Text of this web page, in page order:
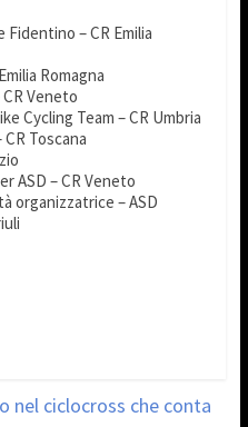
Fidentino – CR Emilia
Romagna
CR Veneto
Cycling Team – CR Umbria
CR Toscana
ASD – CR Veneto
organizzatrice – ASD
nel ciclocross che conta